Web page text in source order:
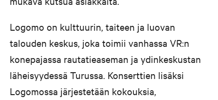
Logomo on kulttuurin, taiteen ja luovan
talouden keskus, joka toimii vanhassa VR:n
konepajassa rautatieaseman ja ydinkeskustan
läheisyydessä Turussa. Konserttien lisäksi
Logomossa järjestetään kokouksia,